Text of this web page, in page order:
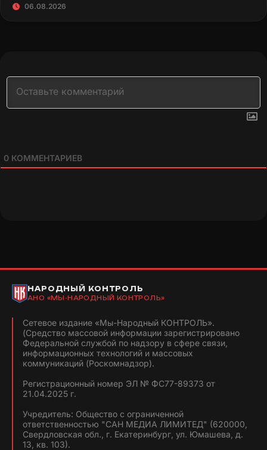
06.08.2026
0 КОММЕНТАРИЕВ
НАРОДНЫЙ КОНТРОЛЬ
АНО «МЫ-НАРОДНЫЙ КОНТРОЛЬ»
Сетевое издание «Мы-Народный КОНТРОЛЬ».
(Средство массовой информации зарегистрировано
Федеральной службой по надзору в сфере связи,
информационных технологий и массовых
коммуникаций (Роскомнадзор).
Регистрационный номер ЭЛ № ФС77-89373 от
21.04.2025 г.
Учредитель: Общество с ограниченной
ответственностью "САН МЕДИА ЛИМИТЕД" (620000,
Свердловская обл., г. Екатеринбург, ул. Юмашева, д.
13, кв. 103).